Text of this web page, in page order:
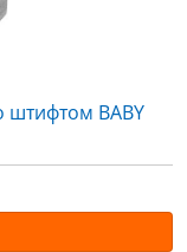
штифтом BABY